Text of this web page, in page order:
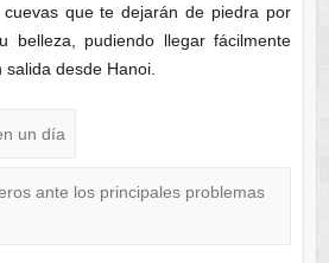
que te dejarán de piedra por
belleza, pudiendo llegar fácilmente
desde Hanoi.
un día
ante los principales problemas